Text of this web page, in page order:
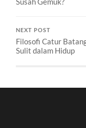
NEXT POST
Filosofi Catur
Sulit dalam Hidup